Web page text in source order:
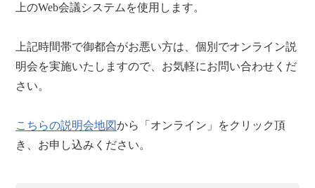
上のWeb会議システムを使用します。
上記時間帯で御都合がお悪い方は、個別でオンライン説
明会を実施いたしますので、お気軽にお問い合わせくだ
さい。
こちらの説明会地図から「オンライン」をクリック頂
き、お申し込みください。